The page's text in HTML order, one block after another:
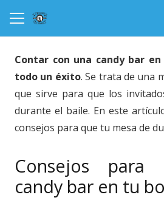
Contar con una candy bar
todo un éxito. Se trata de una
que sirve para que los
durante el baile. En este
consejos para que tu mesa de
Consejos
candy bar en tu